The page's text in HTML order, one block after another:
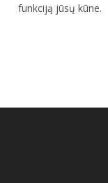
funkciją jūsų kūne.